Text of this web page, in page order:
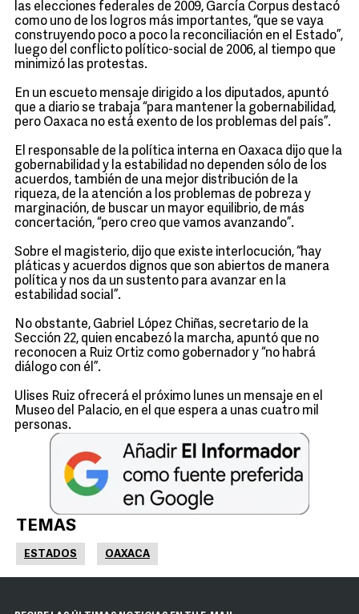
las elecciones federales de 2009, García Corpus destacó
como uno de los logros más importantes, “que se vaya
construyendo poco a poco la reconciliación en el Estado”,
luego del conflicto político-social de 2006, al tiempo que
minimizó las protestas.
En un escueto mensaje dirigido a los diputados, apuntó
que a diario se trabaja “para mantener la gobernabilidad,
pero Oaxaca no está exento de los problemas del país”.
El responsable de la política interna en Oaxaca dijo que la
gobernabilidad y la estabilidad no dependen sólo de los
acuerdos, también de una mejor distribución de la
riqueza, de la atención a los problemas de pobreza y
marginación, de buscar un mayor equilibrio, de más
concertación, “pero creo que vamos avanzando”.
Sobre el magisterio, dijo que existe interlocución, “hay
pláticas y acuerdos dignos que son abiertos de manera
política y nos da un sustento para avanzar en la
estabilidad social”.
No obstante, Gabriel López Chiñas, secretario de la
Sección 22, quien encabezó la marcha, apuntó que no
reconocen a Ruiz Ortiz como gobernador y “no habrá
diálogo con él”.
Ulises Ruiz ofrecerá el próximo lunes un mensaje en el
Museo del Palacio, en el que espera a unas cuatro mil
personas.
TEMAS
ESTADOS OAXACA